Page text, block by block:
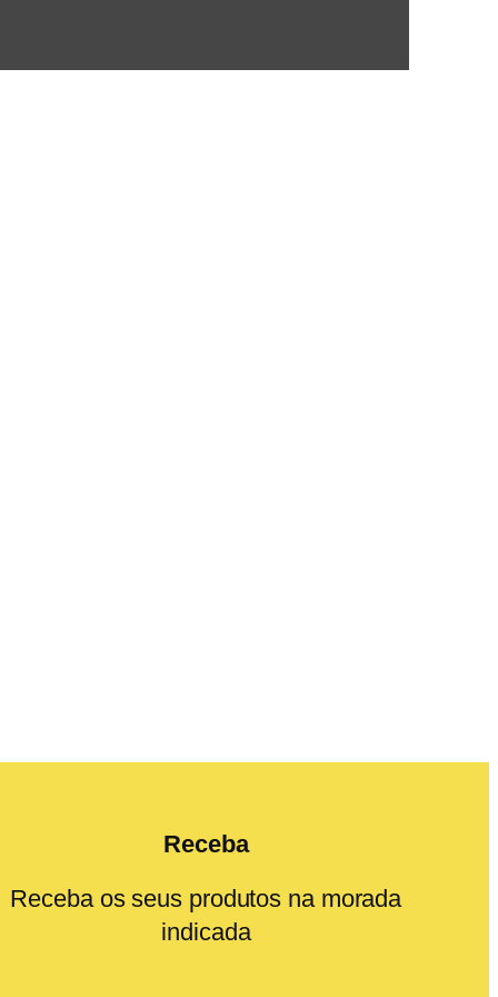
Receba
Receba os seus produtos na morada
indicada